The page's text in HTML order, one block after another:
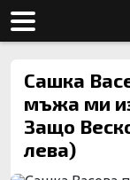
Сашка
мъжа ми
Защо
лева)